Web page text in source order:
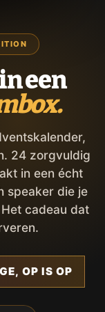
een
24 zorgvuldig
in een écht
speaker die je
cadeau dat
OP IS OP